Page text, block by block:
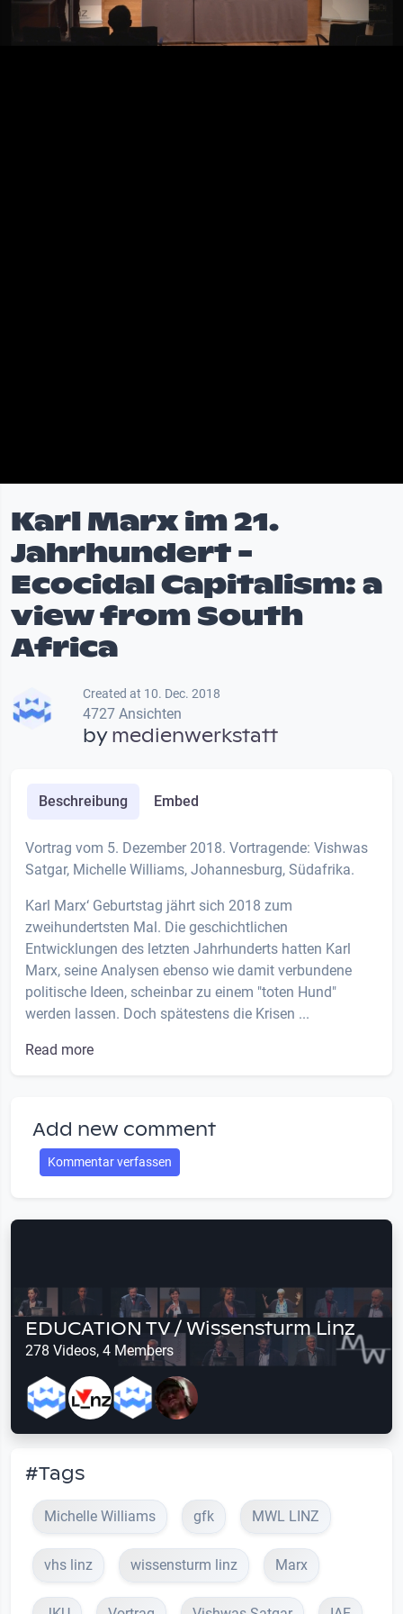
Karl Marx im 21.
Jahrhundert -
Ecocidal Capitalism: a
view from South
Africa
Created at 10. Dec. 2018
4727 Ansichten
bymedienwerkstatt
Beschreibung Embed
Vortrag vom 5. Dezember 2018. Vortragende: Vishwas
Satgar, Michelle Williams, Johannesburg, Südafrika.
Karl Marx‘ Geburtstag jährt sich 2018 zum
zweihundertsten Mal. Die geschichtlichen
Entwicklungen des letzten Jahrhunderts hatten Karl
Marx, seine Analysen ebenso wie damit verbundene
politische Ideen, scheinbar zu einem "toten Hund"
werden lassen. Doch spätestens die Krisen ...
Read more
Add new comment
Kommentar verfassen
EDUCATION TV / Wissensturm Linz
278 Videos, 4 Members
#Tags
Michelle Williams gfk MWL LINZ
vhs linz wissensturm linz Marx